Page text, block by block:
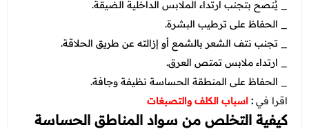
_ يُنصح بتجنب ارتداء الملابس الداخلية الضيقة.
_ الحفاظ على ترطيب البشرة.
_ تجنب نتف الشعر بالشمع أو إزالته عن طريق الحلاقة.
_ ارتداء ملابس تمتص العرق.
_ الحفاظ على المنطقة الحساسة نظيفة وجافة.
اقرا في:اسباب الكلف والتصبغات
كيفية التخلص من سواد المناطق الحساسة